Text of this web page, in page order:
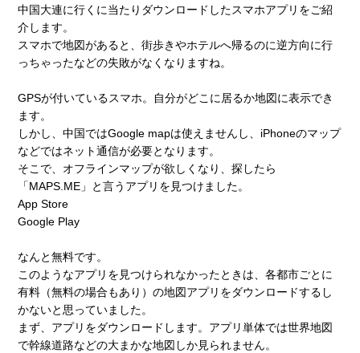
中国大連に行くに当たりダウンロードしたスマホアプリをご紹
介します。
スマホで地図があると、街歩きやホテルへ帰るのに逆方向に行
っちゃったなどの失敗がなくなりますね。
GPSが付いているスマホ。自分がどこに居るか地図に表示でき
ます。
しかし、中国ではGoogle mapは使えませんし、iPhoneのマップ
などではネット通信が必要となります。
そこで、オフラインマップが欲しくなり、探したら
「MAPS.ME」と言うアプリを見つけました。
App Store
Google Play
なんと無料です。
このようなアプリを見つけられなかったときは、各都市ごとに
有料（無料の場合もあり）の地図アプリをダウンロードするし
かないと思っていました。
まず、アプリをダウンロードします。アプリ単体では世界地図
で幹線道路などの大まかな地図しか見られません。